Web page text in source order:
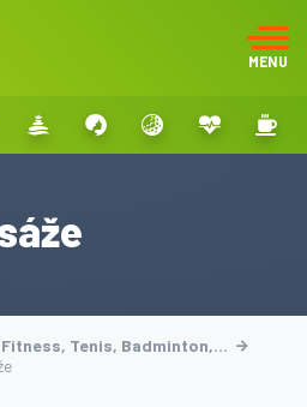
MENU
Fitness, Tenis, Badminton,…